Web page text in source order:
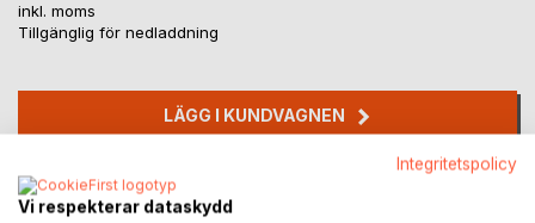
inkl. moms
Tillgänglig för nedladdning
LÄGG I KUNDVAGNEN
Lägg till i kom-ihåglista
Recensera titel
Integritetspolicy
Vi respekterar dataskydd